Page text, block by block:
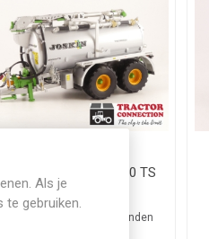
Joskin Volumetra 20000 TS
mesttank
€68,00 verzenden
Als je
gebruiken.